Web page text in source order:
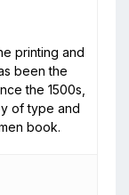
printing and
been the
the 1500s,
of type and
book.